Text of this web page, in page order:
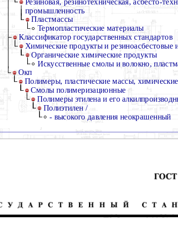
промышленность
Пластмассы
Термопластические материалы
Классификатор государственных стандартов
Химические продукты и резиноасбестовые
Органические химические продукты
Искусственные смолы и волокно,
Окп
Полимеры, пластические массы,
Смолы полимеризационные
Полимеры этилена и его
Полиэтилен /
- высокого давления неокрашенный